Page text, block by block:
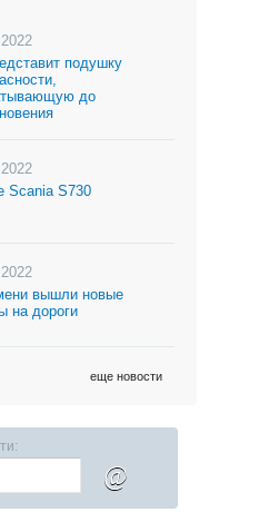
подушку
до
Scania S730
вышли новые
на дороги
еще новости
@